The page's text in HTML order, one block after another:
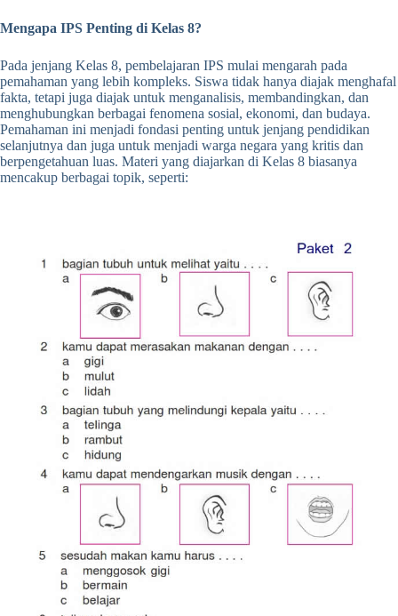
Mengapa IPS Penting di Kelas 8?
Pada jenjang Kelas 8, pembelajaran IPS mulai mengarah pada
pemahaman yang lebih kompleks. Siswa tidak hanya diajak menghafal
fakta, tetapi juga diajak untuk menganalisis, membandingkan, dan
menghubungkan berbagai fenomena sosial, ekonomi, dan budaya.
Pemahaman ini menjadi fondasi penting untuk jenjang pendidikan
selanjutnya dan juga untuk menjadi warga negara yang kritis dan
berpengetahuan luas. Materi yang diajarkan di Kelas 8 biasanya
mencakup berbagai topik, seperti: